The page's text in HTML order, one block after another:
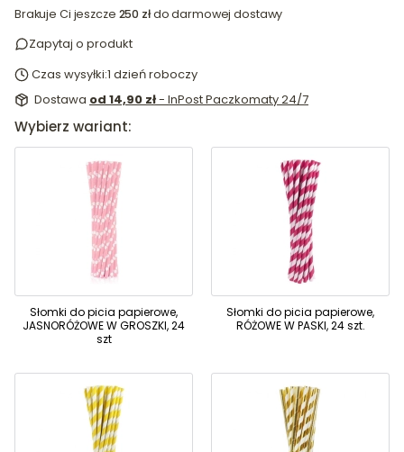
Brakuje Ci jeszcze 250 złdo darmowej dostawy
Zapytaj o produkt
Czas wysyłki:1 dzień roboczy
Dostawa od 14,90 zł- InPost Paczkomaty 24/7
Wybierz wariant:
Słomki do picia papierowe,
JASNORÓŻOWE W GROSZKI, 24
szt
Słomki do picia papierowe,
RÓŻOWE W PASKI, 24 szt.